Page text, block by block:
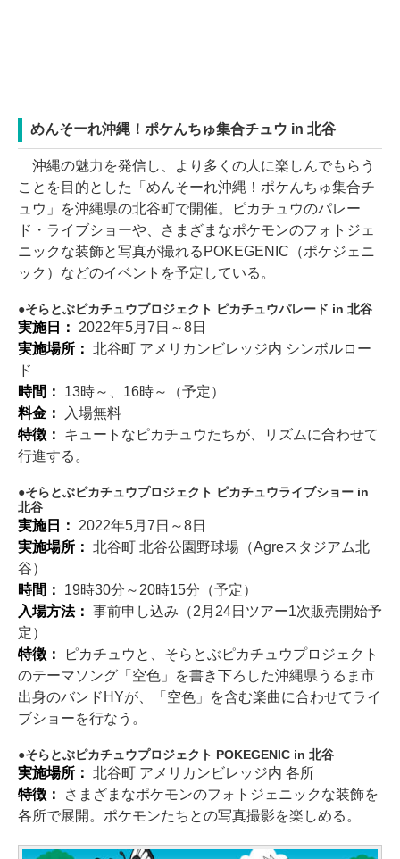
めんそーれ沖縄！ポケんちゅ集合チュウ in 北谷
沖縄の魅力を発信し、より多くの人に楽しんでもらう
ことを目的とした「めんそーれ沖縄！ポケんちゅ集合チ
ュウ」を沖縄県の北谷町で開催。ピカチュウのパレー
ド・ライブショーや、さまざまなポケモンのフォトジェ
ニックな装飾と写真が撮れるPOKEGENIC（ポケジェニ
ック）などのイベントを予定している。
そらとぶピカチュウプロジェクト ピカチュウパレード in 北谷
実施日： 2022年5月7日～8日
実施場所： 北谷町 アメリカンビレッジ内 シンボルロー
ド
時間： 13時～、16時～（予定）
料金：
入場無料
特徴： キュートなピカチュウたちが、リズムに合わせて
行進する。
そらとぶピカチュウプロジェクト ピカチュウライブショー in
北谷
実施日： 2022年5月7日～8日
実施場所： 北谷町 北谷公園野球場（Agreスタジアム北
谷）
時間： 19時30分～20時15分（予定）
入場方法： 事前申し込み（2月24日ツアー1次販売開始予
定）
特徴：
ピカチュウと、そらとぶピカチュウプロジェクト
のテーマソング「空色」を書き下ろした沖縄県うるま市
出身のバンドHYが、「空色」を含む楽曲に合わせてライ
ブショーを行なう。
そらとぶピカチュウプロジェクト POKEGENIC in 北谷
実施場所： 北谷町 アメリカンビレッジ内 各所
特徴：
さまざまなポケモンのフォトジェニックな装飾を
各所で展開。ポケモンたちとの写真撮影を楽しめる。